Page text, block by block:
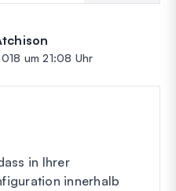
um 21:08 Uhr
in Ihrer
innerhalb